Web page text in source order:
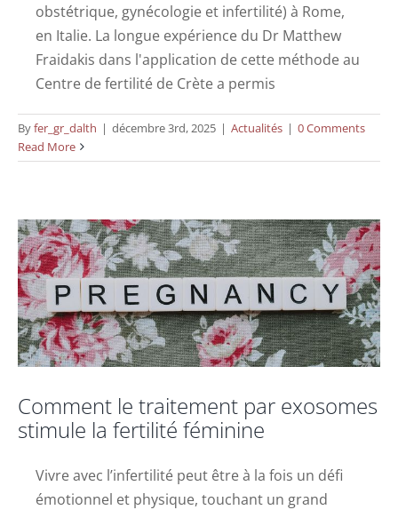
obstétrique, gynécologie et infertilité) à Rome,
en Italie. La longue expérience du Dr Matthew
Fraidakis dans l'application de cette méthode au
Centre de fertilité de Crète a permis
Byfer_gr_dalth | décembre 3rd, 2025 | Actualités | 0 Comments
Read MoreComment le traitement par exosomes
Comment le traitement par exosomes
stimule la fertilité féminine
Vivre avec l’infertilité peut être à la fois un défi
émotionnel et physique, touchant un grand